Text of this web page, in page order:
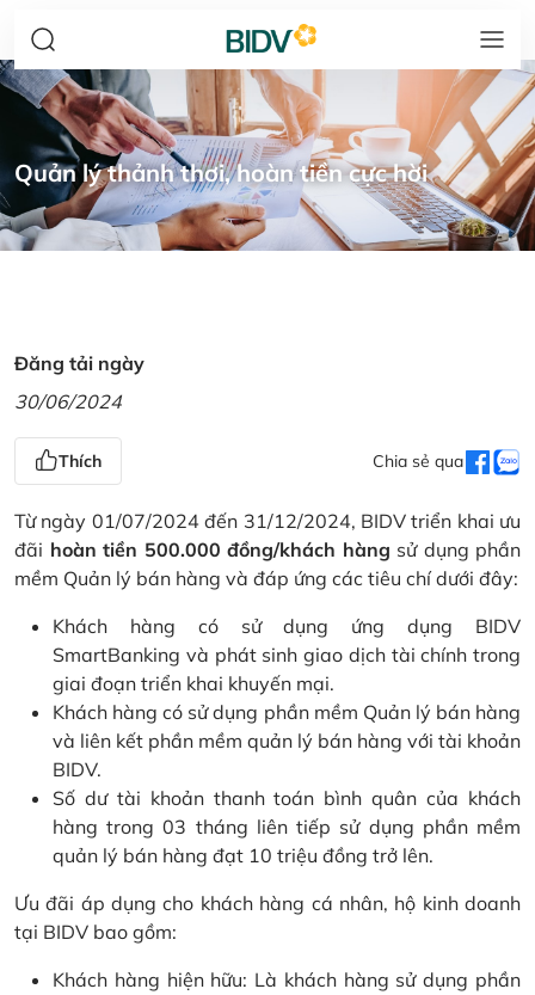
Quản lý thảnh thơi, hoàn tiền cực hời
Đăng tải ngày
30/06/2024
Thích Chia sẻ qua
Từ ngày 01/07/2024 đến 31/12/2024, BIDV triển khai ưu
đãi hoàn tiền 500.000 đồng/khách hàng sử dụng phần
mềm Quản lý bán hàng và đáp ứng các tiêu chí dưới đây:
Khách hàng có sử dụng ứng dụng BIDV
SmartBanking và phát sinh giao dịch tài chính trong
giai đoạn triển khai khuyến mại.
Khách hàng có sử dụng phần mềm Quản lý bán hàng
và liên kết phần mềm quản lý bán hàng với tài khoản
BIDV.
Số dư tài khoản thanh toán bình quân của khách
hàng trong 03 tháng liên tiếp sử dụng phần mềm
quản lý bán hàng đạt 10 triệu đồng trở lên.
Ưu đãi áp dụng cho khách hàng cá nhân, hộ kinh doanh
tại BIDV bao gồm:
Khách hàng hiện hữu: Là khách hàng sử dụng phần